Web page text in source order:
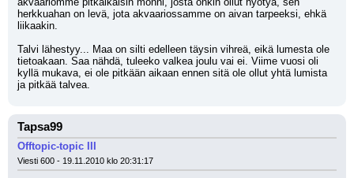
herkkuahan on levä, jota akvaariossamme on aivan tarpeeksi, ehkä
liikaakin.
Talvi lähestyy... Maa on silti edelleen täysin vihreä, eikä lumesta ole
tietoakaan. Saa nähdä, tuleeko valkea joulu vai ei. Viime vuosi oli
kyllä mukava, ei ole pitkään aikaan ennen sitä ole ollut yhtä lumista
ja pitkää talvea.
Tapsa99
Offtopic-topic III
Viesti 600 - 19.11.2010 klo 20:31:17